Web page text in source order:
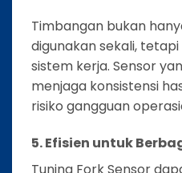
Timbangan bukan
digunakan sekali,
sistem kerja. Sensor
menjaga konsistensi
risiko gangguan
5. Efisien untuk